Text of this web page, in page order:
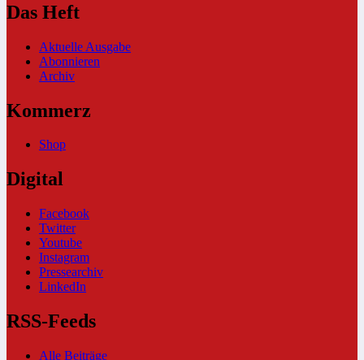
Das Heft
Aktuelle Ausgabe
Abonnieren
Archiv
Kommerz
Shop
Digital
Facebook
Twitter
Youtube
Instagram
Pressearchiv
LinkedIn
RSS-Feeds
Alle Beiträge